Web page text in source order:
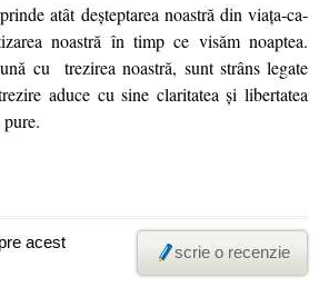
atât deşteptarea noastră din viaţa-ca-
noastră în timp ce visăm noaptea.
cu trezirea noastră, sunt strâns legate
aduce cu sine claritatea şi libertatea
acest
scrie o recenzie